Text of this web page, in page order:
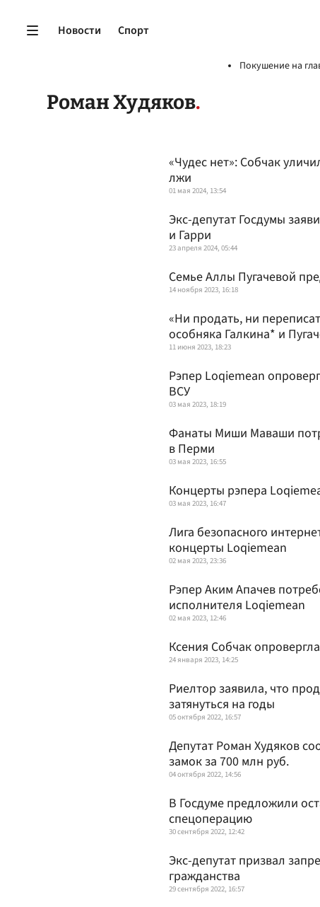
Новости Спорт
Покушение на
Роман Худяков
«Чудес нет»: Собчак
лжи
01 мая 2024, 13:54
Экс-депутат Госдумы
и Гарри
23 апреля 2024, 05:44
Семье Аллы Пугачевой
14 ноября 2023, 16:18
«Ни продать, ни
особняка Галкина* и
11 июня 2023, 18:23
Рэпер Loqiemean
ВСУ
03 мая 2023, 18:19
Фанаты Миши Маваши
в Перми
03 мая 2023, 16:55
Концерты рэпера
03 мая 2023, 16:47
Лига безопасного
концерты Loqiemean
02 мая 2023, 23:36
Рэпер Аким Апачев
исполнителя Loqiemean
02 мая 2023, 12:46
Ксения Собчак
24 января 2023, 14:25
Риелтор заявила, что
затянуться на годы
05 октября 2022, 16:57
Депутат Роман Худяков
замок за 700 млн руб.
04 октября 2022, 14:56
В Госдуме предложили
спецоперацию
30 сентября 2022, 12:42
Экс-депутат призвал
гражданства
29 сентября 2022, 16:57